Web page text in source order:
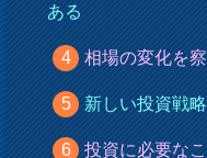
ある
相場の変化を
新しい投資戦
投資に必要な